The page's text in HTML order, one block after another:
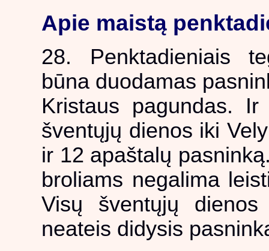
Apie maistą
28. Penktadieniais
būna duodamas
Kristaus pagundas.
šventųjų dienos iki
ir 12 apaštalų
broliams negalima
Visų šventųjų
neateis didysis